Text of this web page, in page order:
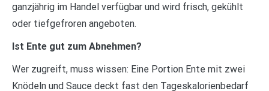
ganzjährig im Handel verfügbar und wird frisch, gekühlt
oder tiefgefroren angeboten.
Ist Ente gut zum Abnehmen?
Wer zugreift, muss wissen: Eine Portion Ente mit zwei
Knödeln und Sauce deckt fast den Tageskalorienbedarf